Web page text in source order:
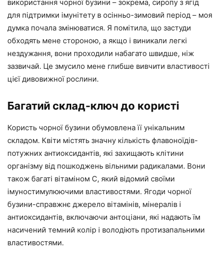
використання чорної бузини – зокрема, сиропу з ягід
для підтримки імунітету в осінньо-зимовий період – моя
думка почала змінюватися. Я помітила, що застуди
обходять мене стороною, а якщо і виникали легкі
нездужання, вони проходили набагато швидше, ніж
зазвичай. Це змусило мене глибше вивчити властивості
цієї дивовижної рослини.
Багатий склад-ключ до користі
Користь чорної бузини обумовлена її унікальним
складом. Квіти містять значну кількість флавоноїдів-
потужних антиоксидантів, які захищають клітини
організму від пошкоджень вільними радикалами. Вони
також багаті вітаміном С, який відомий своїми
імуностимулюючими властивостями. Ягоди чорної
бузини-справжнє джерело вітамінів, мінералів і
антиоксидантів, включаючи антоціани, які надають їм
насичений темний колір і володіють протизапальними
властивостями.